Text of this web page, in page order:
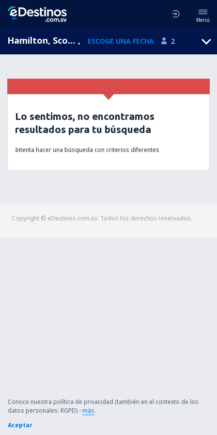
Menú
Hamilton, Scotland, Reino Unido , ESCOGE UNA FECHA 2
Lo sentimos, no encontramos
resultados para tu búsqueda
Intenta hacer una búsqueda con criterios diferentes
Copyright © eDestinos.com.sv. Todos los derechos reservados.
Conoce nuestra política de privacidad (también en el contexto de los
datos personales: RGPD) -más.
Aceptar